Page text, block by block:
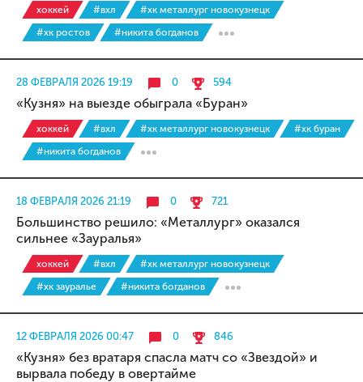
хоккей #вхл
#хк металлург новокузнецк
#хк ростов
#никита богданов
28 ФЕВРАЛЯ 2026 19:19 0 594
«Кузня» на выезде обыграла «Буран»
хоккей #вхл #хк металлург новокузнецк
#хк буран
#никита богданов
18 ФЕВРАЛЯ 2026 21:19 0 721
Большинство решило: «Металлург» оказался
сильнее «Зауралья»
хоккей #вхл
#хк металлург новокузнецк
#хк зауралье
#никита богданов
12 ФЕВРАЛЯ 2026 00:47 0 846
«Кузня» без вратаря спасла матч со «Звездой» и
вырвала победу в овертайме